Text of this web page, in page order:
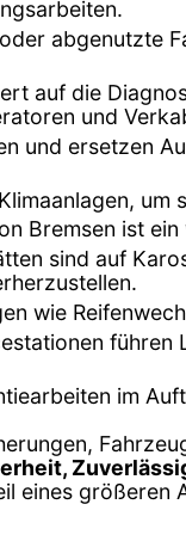
abgenutzte
auf die
und
und ersetzen
Bremsen ist
sind auf
wie
im
eines